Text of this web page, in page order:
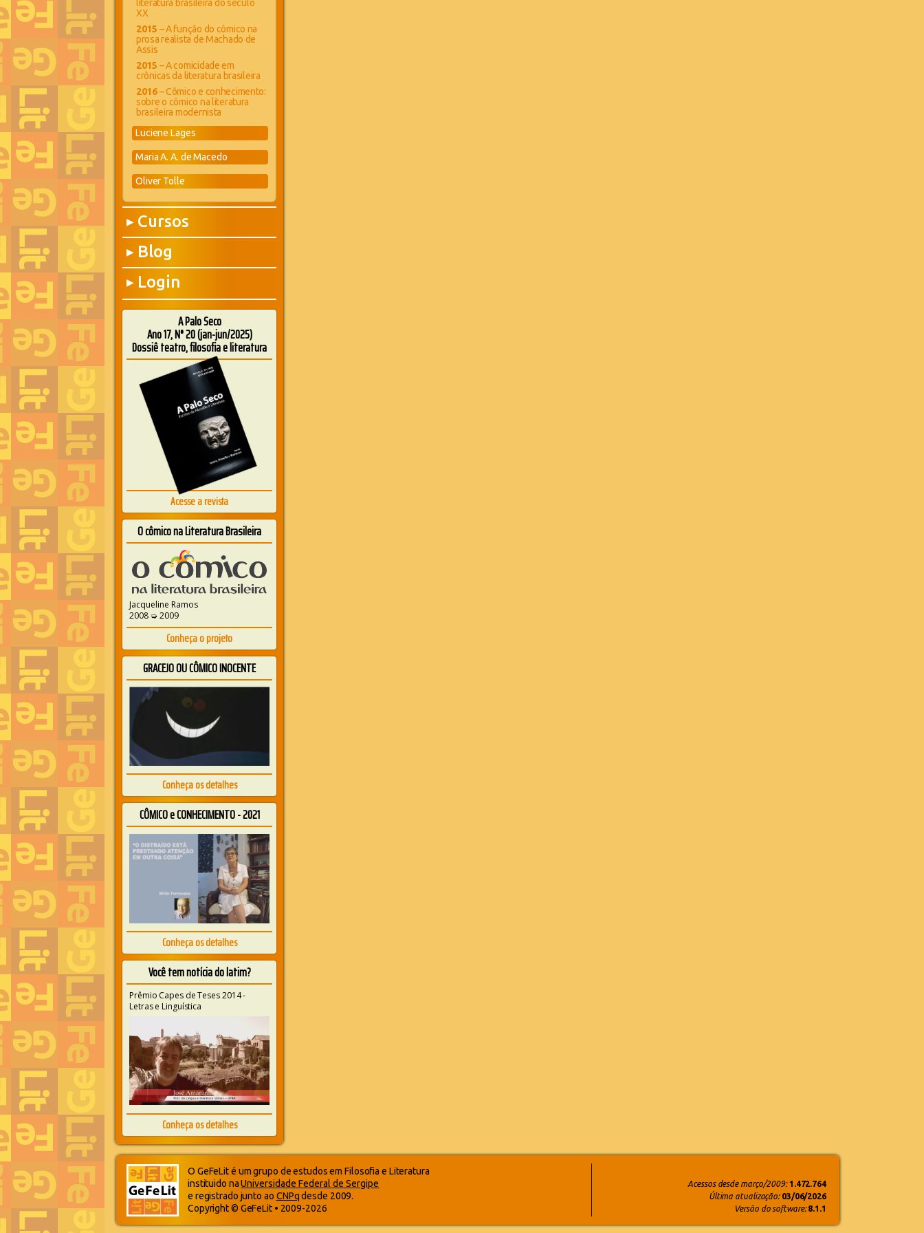
literatura brasileira do século
XX
2015 – A função do cômico na
prosa realista de Machado de
Assis
2015 – A comicidade em
crônicas da literatura brasileira
2016– Cômico e conhecimento:
sobre o cômico na literatura
brasileira modernista
Luciene Lages
Maria A. A. de Macedo
Oliver Tolle
▶ Cursos
▶ Blog
▶ Login
A Palo Seco
Ano 17, N° 20 (jan-jun/2025)
Dossiê teatro, filosofia e literatura
Acesse a revista
O cômico na Literatura Brasileira
Jacqueline Ramos
2008 ➭ 2009
Conheça o projeto
GRACEJO OU CÔMICO INOCENTE
Conheça os detalhes
CÔMICO e CONHECIMENTO - 2021
Conheça os detalhes
Você tem notícia do latim?
Prêmio Capes de Teses 2014 -
Letras e Linguística
Conheça os detalhes
O GeFeLit é um grupo de estudos em Filosofia e Literatura
instituido naUniversidade Federal de Sergipe
e registrado junto ao CNPqdesde 2009.
Copyright © GeFeLit • 2009-2026
Acessos desde março/2009: 1.472.764
Última atualização: 03/06/2026
Versão do software: 8.1.1